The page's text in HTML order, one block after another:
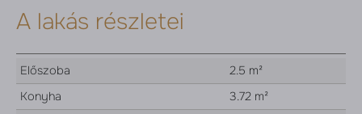
A lakás részletei
Előszoba
2.5 m²
Konyha
3.72 m²